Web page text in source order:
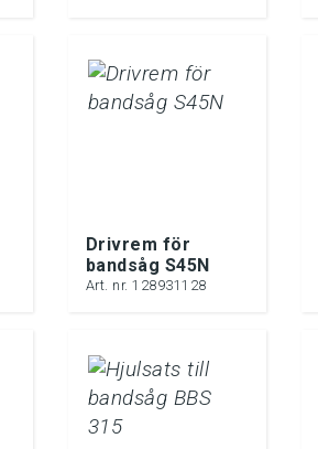
Drivrem för
bandsåg S45N
Art. nr. 128931128